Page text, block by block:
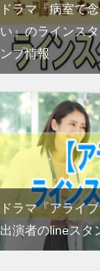
ドラマ『病室で
い』のラインス
ンプ情報
ドラマ『アライ
出演者のlineスタ